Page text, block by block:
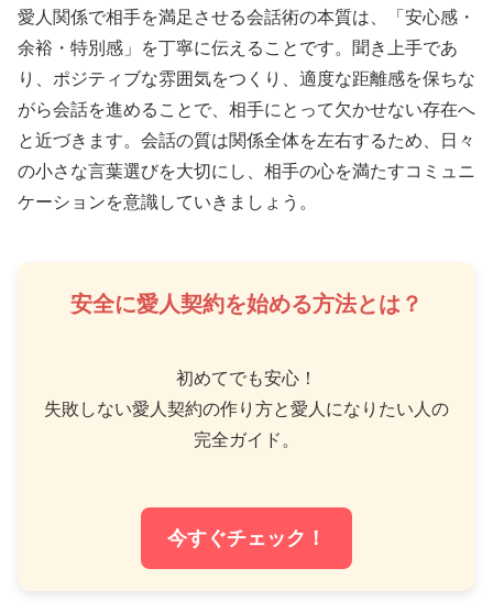
愛人関係で相手を満足させる会話術の本質は、「安心感・
余裕・特別感」を丁寧に伝えることです。聞き上手であ
り、ポジティブな雰囲気をつくり、適度な距離感を保ちな
がら会話を進めることで、相手にとって欠かせない存在へ
と近づきます。会話の質は関係全体を左右するため、日々
の小さな言葉選びを大切にし、相手の心を満たすコミュニ
ケーションを意識していきましょう。
安全に愛人契約を始める方法とは？
初めてでも安心！
失敗しない愛人契約の作り方と愛人になりたい人の
完全ガイド。
今すぐチェック！